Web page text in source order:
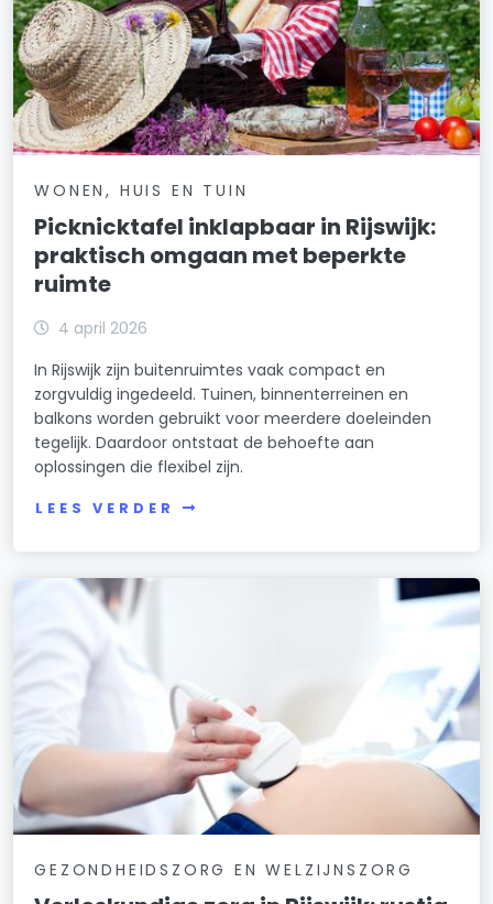
WONEN, HUIS EN TUIN
Picknicktafel inklapbaar in Rijswijk:
praktisch omgaan met beperkte
ruimte
4 april 2026
In Rijswijk zijn buitenruimtes vaak compact en
zorgvuldig ingedeeld. Tuinen, binnenterreinen en
balkons worden gebruikt voor meerdere doeleinden
tegelijk. Daardoor ontstaat de behoefte aan
oplossingen die flexibel zijn.
LEES VERDER
GEZONDHEIDSZORG EN WELZIJNSZORG